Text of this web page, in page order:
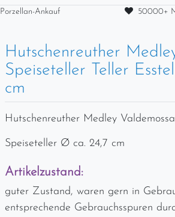
Porzellan-Ankauf 50000+
Hutschenreuther
Speiseteller Teller
cm
Hutschenreuther Medley Valdemossa
Speiseteller Ø ca. 24,7 cm
Artikelzustand:
guter Zustand, waren gern in
entsprechende Gebrauchsspuren